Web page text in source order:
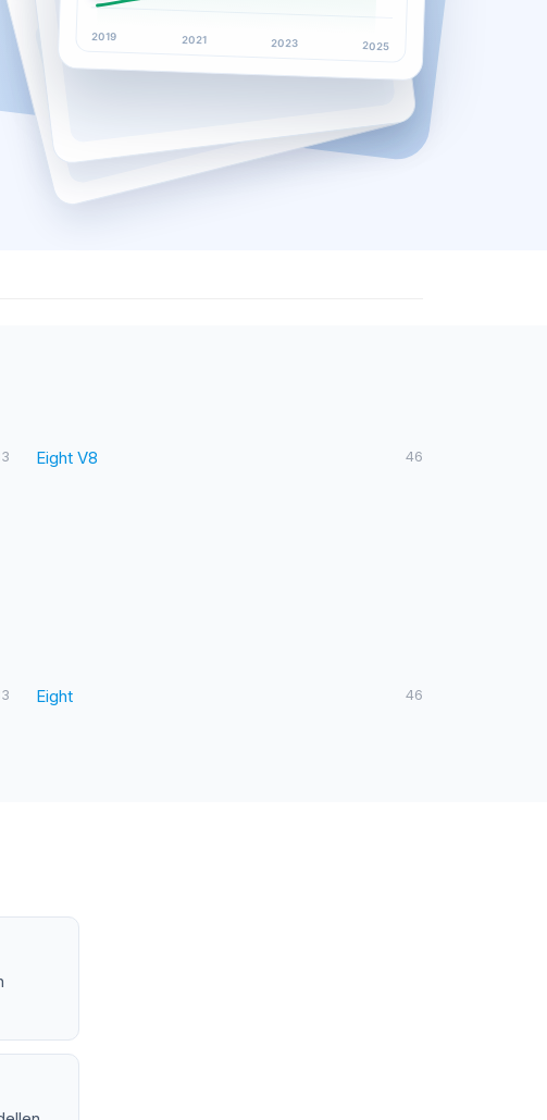
2019 2021 2023 2025
Eight V8 46
Eight 46